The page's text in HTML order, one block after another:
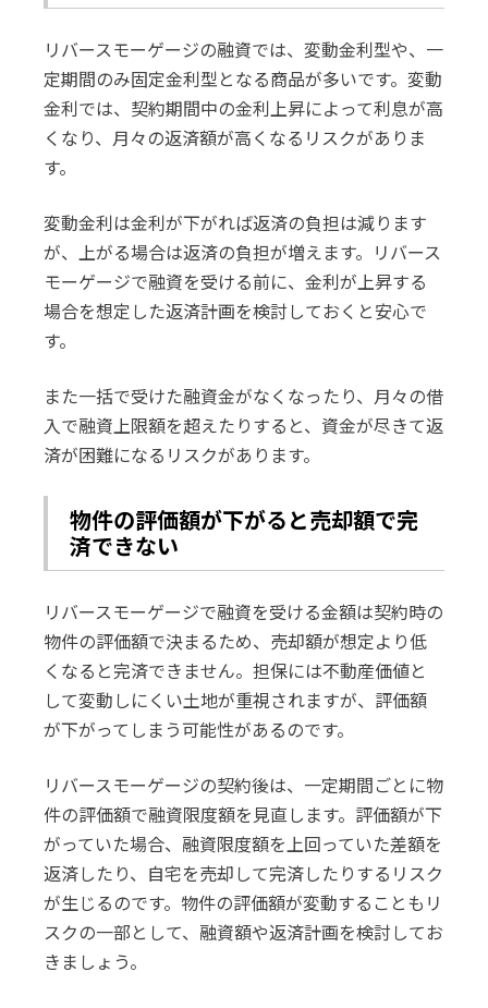
リバースモーゲージの融資では、変動金利型や、一
定期間のみ固定金利型となる商品が多いです。変動
金利では、契約期間中の金利上昇によって利息が高
くなり、月々の返済額が高くなるリスクがありま
す。
変動金利は金利が下がれば返済の負担は減ります
が、上がる場合は返済の負担が増えます。リバース
モーゲージで融資を受ける前に、金利が上昇する
場合を想定した返済計画を検討しておくと安心で
す。
また一括で受けた融資金がなくなったり、月々の借
入で融資上限額を超えたりすると、資金が尽きて返
済が困難になるリスクがあります。
物件の評価額が下がると売却額で完
済できない
リバースモーゲージで融資を受ける金額は契約時の
物件の評価額で決まるため、売却額が想定より低
くなると完済できません。担保には不動産価値と
して変動しにくい土地が重視されますが、評価額
が下がってしまう可能性があるのです。
リバースモーゲージの契約後は、一定期間ごとに物
件の評価額で融資限度額を見直します。評価額が下
がっていた場合、融資限度額を上回っていた差額を
返済したり、自宅を売却して完済したりするリスク
が生じるのです。物件の評価額が変動することもリ
スクの一部として、融資額や返済計画を検討してお
きましょう。